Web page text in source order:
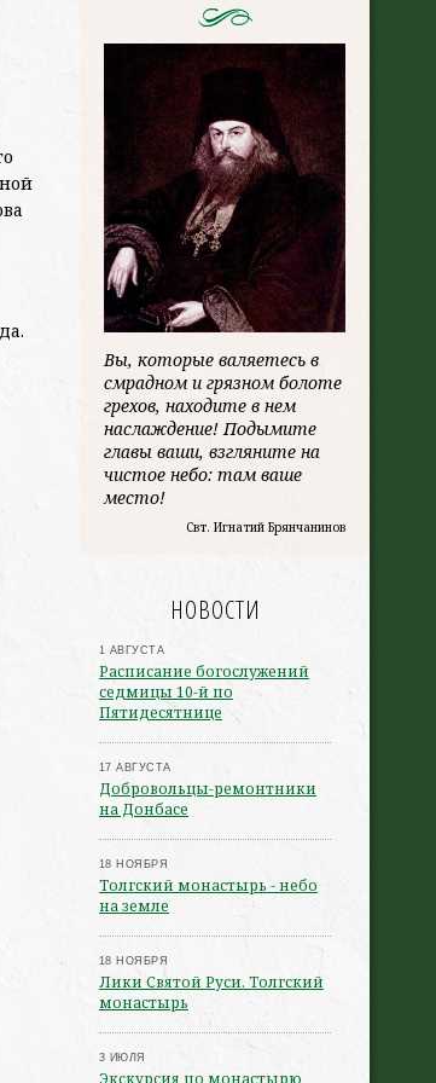
Вы, которые валяетесь в
смрадном и гряз­ном болоте
грехов, находите в нем
наслажде­ние! Подымите
главы ваши, взгляните на
чистое небо: там ваше
место!
Свт. Игнатий Брянчанинов
НОВОСТИ
1 АВГУСТА
Расписание богослужений
седмицы 10-й по
Пятидесятнице
17 АВГУСТА
Добровольцы-ремонтники
на Донбасе
18 НОЯБРЯ
Толгский монастырь - небо
на земле
18 НОЯБРЯ
Лики Святой Руси. Толгский
монастырь
3 ИЮЛЯ
Экскурсия по монастырю